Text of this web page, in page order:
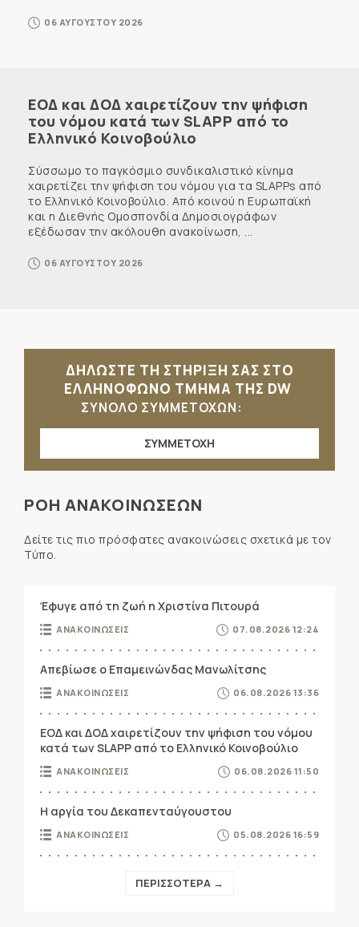
06 ΑΥΓΟΥΣΤΟΥ 2026
ΕΟΔ και ΔΟΔ χαιρετίζουν την ψήφιση
του νόμου κατά των SLAPP από το
Ελληνικό Κοινοβούλιο
Σύσσωμο το παγκόσμιο συνδικαλιστικό κίνημα
χαιρετίζει την ψήφιση του νόμου για τα SLAPPs από
το Ελληνικό Κοινοβούλιο. Από κοινού η Ευρωπαϊκή
και η Διεθνής Ομοσπονδία Δημοσιογράφων
εξέδωσαν την ακόλουθη ανακοίνωση, ...
06 ΑΥΓΟΥΣΤΟΥ 2026
ΔΗΛΩΣΤΕ ΤΗ ΣΤΗΡΙΞΗ ΣΑΣ ΣΤΟ
ΕΛΛΗΝΟΦΩΝΟ ΤΜΗΜΑ ΤΗΣ DW
ΣΥΝΟΛΟ ΣΥΜΜΕΤΟΧΩΝ:
ΣΥΜΜΕΤΟΧΗ
ΡΟΗ ΑΝΑΚΟΙΝΩΣΕΩΝ
Δείτε τις πιο πρόσφατες ανακοινώσεις σχετικά με τον
Τύπο.
Έφυγε από τη ζωή η Χριστίνα Πιτουρά
ΑΝΑΚΟΙΝΩΣΕΙΣ 07.08.2026 12:24
Απεβίωσε ο Επαμεινώνδας Μανωλίτσης
ΑΝΑΚΟΙΝΩΣΕΙΣ 06.08.2026 13:36
ΕΟΔ και ΔΟΔ χαιρετίζουν την ψήφιση του νόμου
κατά των SLAPP από το Ελληνικό Κοινοβούλιο
ΑΝΑΚΟΙΝΩΣΕΙΣ 06.08.2026 11:50
Η αργία του Δεκαπενταύγουστου
ΑΝΑΚΟΙΝΩΣΕΙΣ 05.08.2026 16:59
ΠΕΡΙΣΣΟΤΕΡΑ →